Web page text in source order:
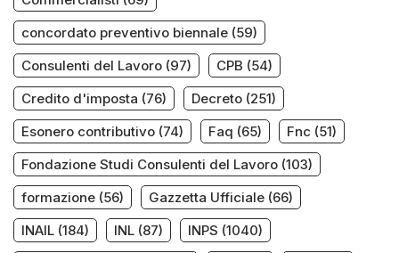
concordato preventivo biennale (59)
Consulenti del Lavoro (97) CPB (54)
Credito d'imposta (76) Decreto (251)
Esonero contributivo (74) Faq (65) Fnc (51)
Fondazione Studi Consulenti del Lavoro (103)
formazione (56) Gazzetta Ufficiale (66)
INAIL (184) INL (87) INPS (1040)